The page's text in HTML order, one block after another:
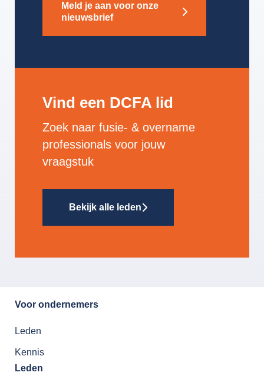
Meld je aan voor onze
nieuwsbrief
Vind een DCFA lid
Zoek naar fusie- & overname
professionals voor jouw
vraagstuk
Bekijk alle leden
Voor ondernemers
Leden
Kennis
Leden